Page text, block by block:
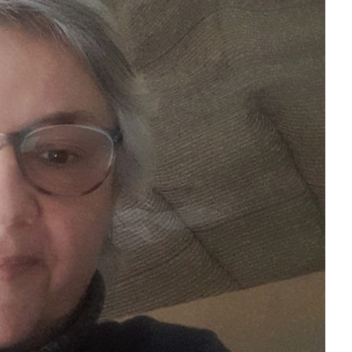
na području VPŽ
Ljeto donosi bezbrižnu igru, ali
i zdravstvene izazove
25.03.2024.
slatina.net